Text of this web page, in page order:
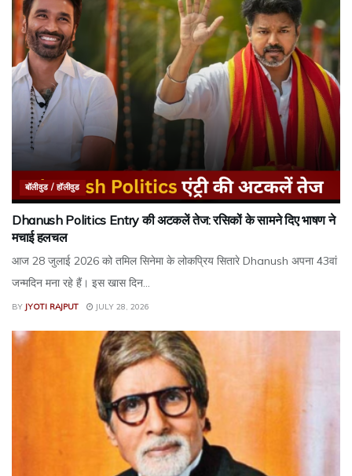
बॉलीवुड / हॉलीवुड
Dhanush Politics Entry की अटकलें तेज: रसिकों के सामने दिए भाषण ने
मचाई हलचल
आज 28 जुलाई 2026 को तमिल सिनेमा के लोकप्रिय सितारे Dhanush अपना 43वां
जन्मदिन मना रहे हैं। इस खास दिन...
BY JYOTI RAJPUT JULY 28, 2026